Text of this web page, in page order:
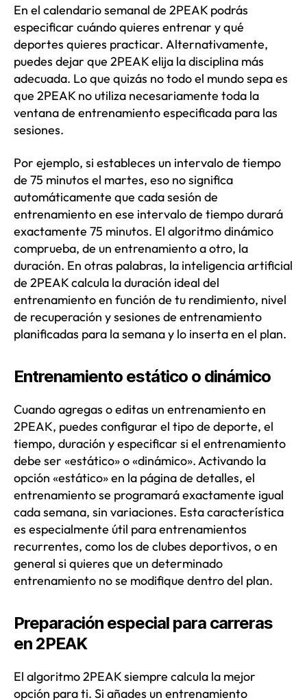
En el calendario semanal de 2PEAK podrás
especificar cuándo quieres entrenar y qué
deportes quieres practicar. Alternativamente,
puedes dejar que 2PEAK elija la disciplina más
adecuada. Lo que quizás no todo el mundo sepa es
que 2PEAK no utiliza necesariamente toda la
ventana de entrenamiento especificada para las
sesiones.
Por ejemplo, si estableces un intervalo de tiempo
de 75 minutos el martes, eso no significa
automáticamente que cada sesión de
entrenamiento en ese intervalo de tiempo durará
exactamente 75 minutos. El algoritmo dinámico
comprueba, de un entrenamiento a otro, la
duración. En otras palabras, la inteligencia artificial
de 2PEAK calcula la duración ideal del
entrenamiento en función de tu rendimiento, nivel
de recuperación y sesiones de entrenamiento
planificadas para la semana y lo inserta en el plan.
Entrenamiento estático o dinámico
Cuando agregas o editas un entrenamiento en
2PEAK, puedes configurar el tipo de deporte, el
tiempo, duración y especificar si el entrenamiento
debe ser «estático» o «dinámico». Activando la
opción «estático» en la página de detalles, el
entrenamiento se programará exactamente igual
cada semana, sin variaciones. Esta característica
es especialmente útil para entrenamientos
recurrentes, como los de clubes deportivos, o en
general si quieres que un determinado
entrenamiento no se modifique dentro del plan.
Preparación especial para carreras
en 2PEAK
El algoritmo 2PEAK siempre calcula la mejor
opción para ti. Si añades un entrenamiento